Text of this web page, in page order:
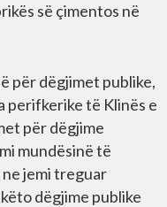
së çimentos në
për dëgjimet publike,
perifkerike të Klinës e
për dëgjime
mundësinë të
jemi treguar
dëgjime publike